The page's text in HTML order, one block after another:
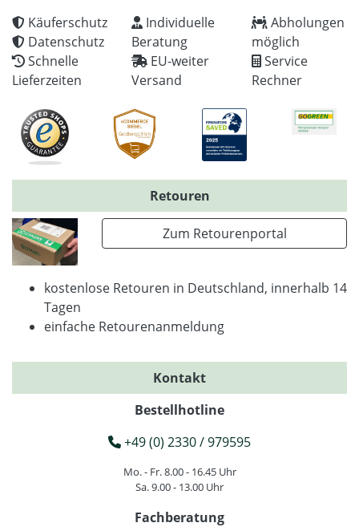
Käuferschutz
Datenschutz
Schnelle
Lieferzeiten
Individuelle
Beratung
EU-weiter
Versand
Abholungen
möglich
Service
Rechner
Retouren
Zum Retourenportal
kostenlose Retouren in Deutschland, innerhalb 14
Tagen
einfache Retourenanmeldung
Kontakt
Bestellhotline
+49 (0) 2330 / 979595
Mo. - Fr. 8.00 - 16.45 Uhr
Sa. 9.00 - 13.00 Uhr
Fachberatung